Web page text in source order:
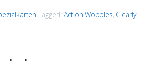
Tagged: Action Wobbles, Clearly